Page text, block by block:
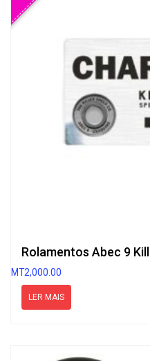
Rolamentos Abec 9
MT2,000.00
LER MAIS